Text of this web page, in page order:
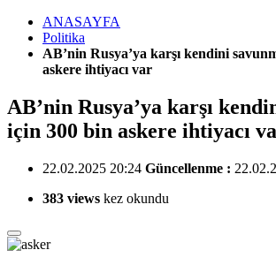
ANASAYFA
Politika
AB’nin Rusya’ya karşı kendini
askere ihtiyacı var
AB’nin Rusya’ya karşı
için 300 bin askere ihtiyacı
22.02.2025 20:24 Güncellenme :
383 views kez okundu